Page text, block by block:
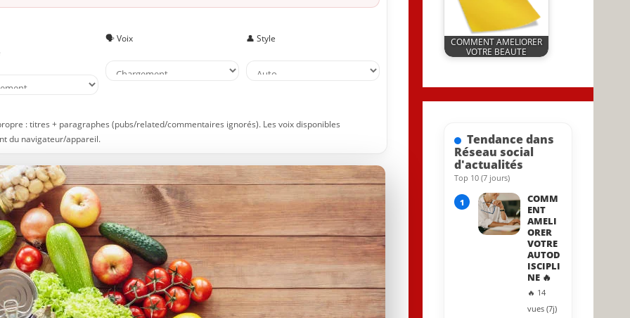
de l’extrait de pépins de raisin
À lire aussi sur JeunInfo
Nouveau sur JeunInfo ?
🗣️ Voix 👤 Style
: titres + paragraphes (pubs/related/commentaires ignorés). Les voix disponibles
du navigateur/appareil.
COMMENT AMELIORER
VOTRE BEAUTE
30 September 2024
Tendance dans
Réseau social
d'actualités
Top 10 (7 jours)
1
COMM
ENT
AMELI
ORER
VOTRE
AUTOD
ISCIPLI
NE 🔥
🔥 14
vues (7j)